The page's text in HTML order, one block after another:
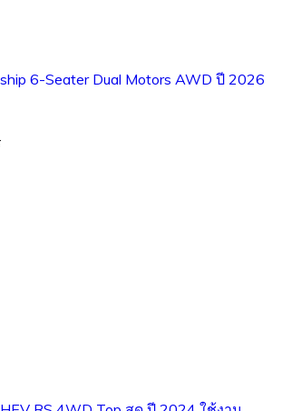
6-Seater Dual Motors AWD ปี 2026